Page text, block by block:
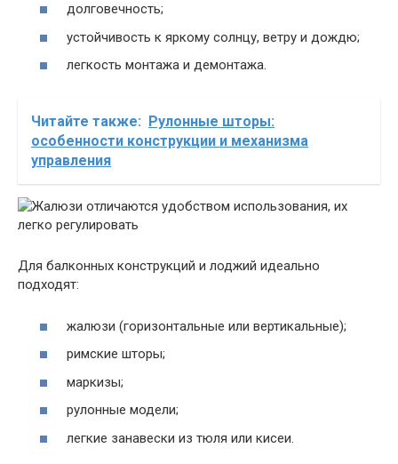
долговечность;
устойчивость к яркому солнцу, ветру и дождю;
легкость монтажа и демонтажа.
Читайте также:
Рулонные шторы:
особенности конструкции и механизма
управления
Для балконных конструкций и лоджий идеально
подходят:
жалюзи (горизонтальные или вертикальные);
римские шторы;
маркизы;
рулонные модели;
легкие занавески из тюля или кисеи.